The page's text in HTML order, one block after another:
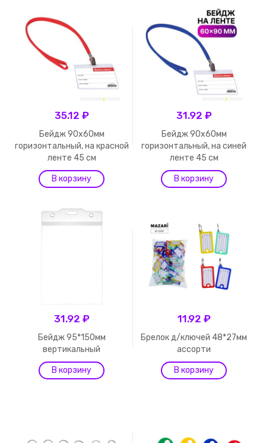
35.12 ₽
Бейдж 90х60мм
горизонтальный, на красной
ленте 45 см
31.92 ₽
Бейдж 90х60мм
горизонтальный, на синей
ленте 45 см
31.92 ₽
Бейдж 95*150мм
вертикальный
11.92 ₽
Брелок д/ключей 48*27мм
ассорти